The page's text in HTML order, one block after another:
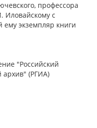
профессора
Иловайскому с
экземпляр книги
"Российский
архив" (РГИА)